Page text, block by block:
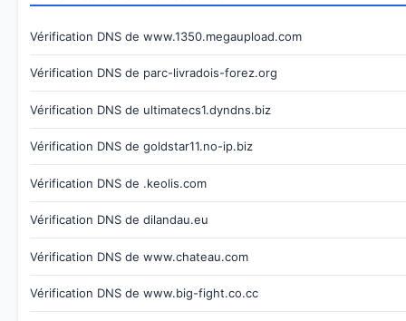
Vérification DNS de www.1350.megaupload.com
Vérification DNS de parc-livradois-forez.org
Vérification DNS de ultimatecs1.dyndns.biz
Vérification DNS de goldstar11.no-ip.biz
Vérification DNS de .keolis.com
Vérification DNS de dilandau.eu
Vérification DNS de www.chateau.com
Vérification DNS de www.big-fight.co.cc